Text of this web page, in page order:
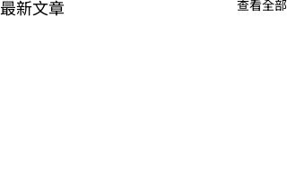
最新文章 查看全部